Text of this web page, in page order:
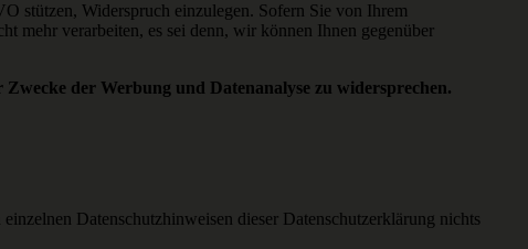
stützen, Widerspruch einzulegen. Sofern Sie von Ihrem
mehr verarbeiten, es sei denn, wir können Ihnen gegenüber
der Werbung und Datenanalyse zu widersprechen.
Datenschutzhinweisen dieser Datenschutzerklärung nichts